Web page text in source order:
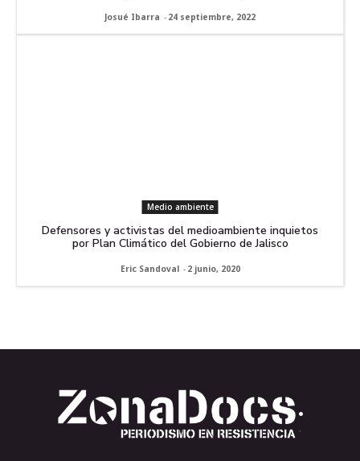
Josué Ibarra - 24 septiembre, 2022
Medio ambiente
Defensores y activistas del medioambiente inquietos
por Plan Climático del Gobierno de Jalisco
Eric Sandoval - 2 junio, 2020
.
.